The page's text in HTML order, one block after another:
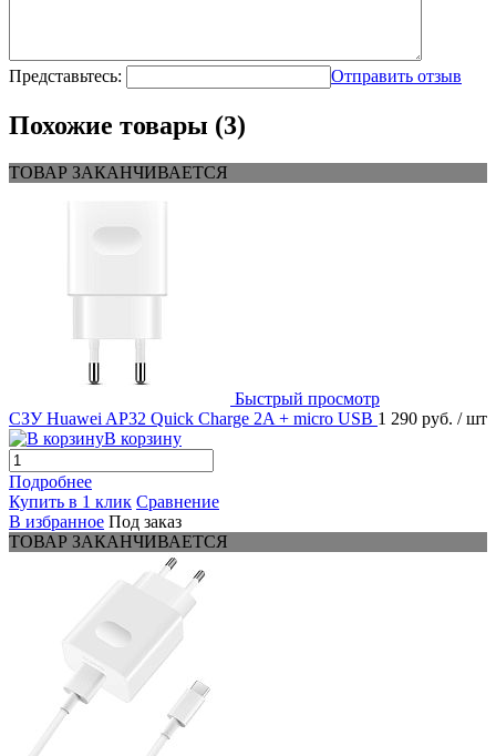
Представьтесь: Отправить отзыв
Похожие товары (3)
ТОВАР ЗАКАНЧИВАЕТСЯ
Быстрый просмотр
СЗУ Huawei AP32 Quick Charge 2A + micro USB 1 290 руб. / шт
В корзину
Подробнее
Купить в 1 клик Сравнение
В избранное Под заказ
ТОВАР ЗАКАНЧИВАЕТСЯ